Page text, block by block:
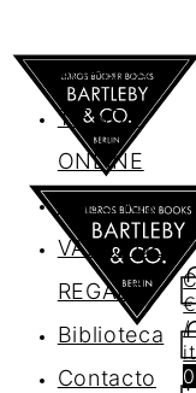
AGENDA
TIENDA
ONLINE
Nosotros
VALES DE
REGALO
Biblioteca
Contacto
/
0